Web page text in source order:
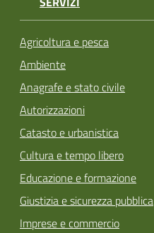
Agricoltura e pesca
Ambiente
Anagrafe e stato civile
Autorizzazioni
Catasto e urbanistica
Cultura e tempo libero
Educazione e formazione
Giustizia e sicurezza pubblica
Imprese e commercio